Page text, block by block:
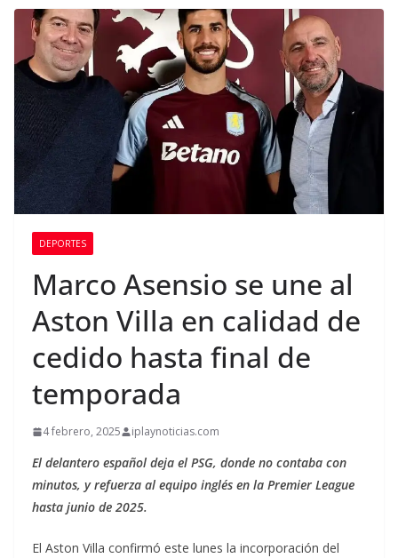
DEPORTES
Marco Asensio se une al
Aston Villa en calidad de
cedido hasta final de
temporada
4 febrero, 2025 iplaynoticias.com
El delantero español deja el PSG, donde no contaba con
minutos, y refuerza al equipo inglés en la Premier League
hasta junio de 2025.
El Aston Villa confirmó este lunes la incorporación del